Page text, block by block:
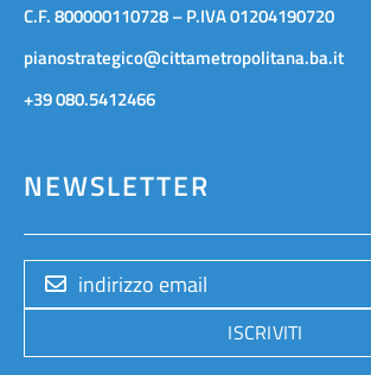
C.F. 800000110728 – P.IVA 01204190720
pianostrategico@cittametropolitana.ba.it
+39 080.5412466
NEWSLETTER
ISCRIVITI